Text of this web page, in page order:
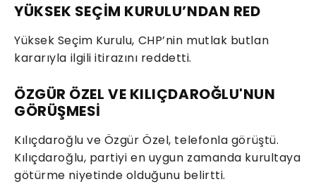
YÜKSEK SEÇİM KURULU’NDAN RED
Yüksek Seçim Kurulu, CHP’nin mutlak butlan
kararıyla ilgili itirazını reddetti.
ÖZGÜR ÖZEL VE KILIÇDAROĞLU'NUN
GÖRÜŞMESİ
Kılıçdaroğlu ve Özgür Özel, telefonla görüştü.
Kılıçdaroğlu, partiyi en uygun zamanda kurultaya
götürme niyetinde olduğunu belirtti.